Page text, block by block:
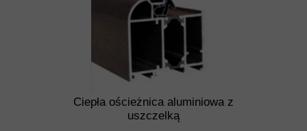
Ciepła ościeżnica aluminiowa z
uszczelką